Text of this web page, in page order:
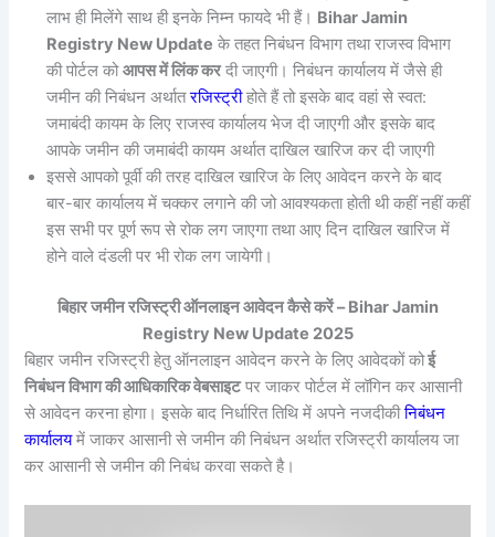
लाभ ही मिलेंगे साथ ही इनके निम्न फायदे भी हैं। Bihar Jamin
Registry New Update के तहत निबंधन विभाग तथा राजस्व विभाग
की पोर्टल कोआपस में लिंक करदी जाएगी। निबंधन कार्यालय में जैसे ही
जमीन की निबंधन अर्थातरजिस्ट्रीहोते हैं तो इसके बाद वहां से स्वत:
जमाबंदी कायम के लिए राजस्व कार्यालय भेज दी जाएगी और इसके बाद
आपके जमीन की जमाबंदी कायम अर्थात दाखिल खारिज कर दी जाएगी
इससे आपको पूर्वी की तरह दाखिल खारिज के लिए आवेदन करने के बाद
बार-बार कार्यालय में चक्कर लगाने की जो आवश्यकता होती थी कहीं नहीं कहीं
इस सभी पर पूर्ण रूप से रोक लग जाएगा तथा आए दिन दाखिल खारिज में
होने वाले दंडली पर भी रोक लग जायेगी।
बिहार जमीन रजिस्ट्री ऑनलाइन आवेदन कैसे करें – Bihar Jamin
Registry New Update 2025
बिहार जमीन रजिस्ट्री हेतु ऑनलाइन आवेदन करने के लिए आवेदकों कोई
निबंधन विभाग की आधिकारिक वेबसाइटपर जाकर पोर्टल में लॉगिन कर आसानी
से आवेदन करना होगा। इसके बाद निर्धारित तिथि में अपने नजदीकीनिबंधन
कार्यालयमें जाकर आसानी से जमीन की निबंधन अर्थात रजिस्ट्री कार्यालय जा
कर आसानी से जमीन की निबंध करवा सकते है।